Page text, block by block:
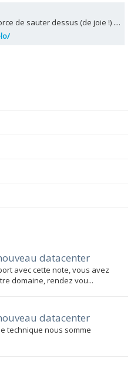
de sauter dessus (de joie !) ....
datacenter
avec cette note, vous avez
domaine, rendez vou...
datacenter
technique nous somme